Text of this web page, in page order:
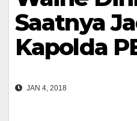
Saatnya
Kapolda
JAN 4, 2018